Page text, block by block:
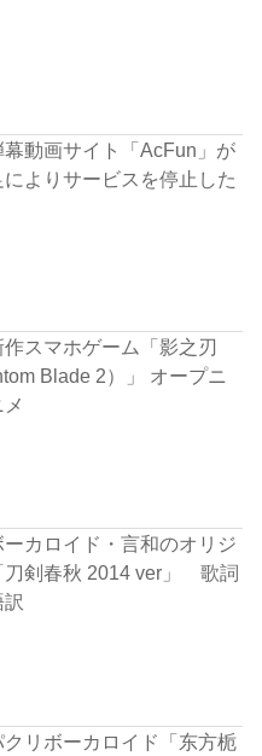
幕動画サイト「AcFun」が
によりサービスを停止した
作スマホゲーム「影之刃
Blade 2）」 オープニ
ーカロイド・言和のオリジ
刀剣春秋 2014 ver」 歌詞
訳
クリボーカロイド「东方栀